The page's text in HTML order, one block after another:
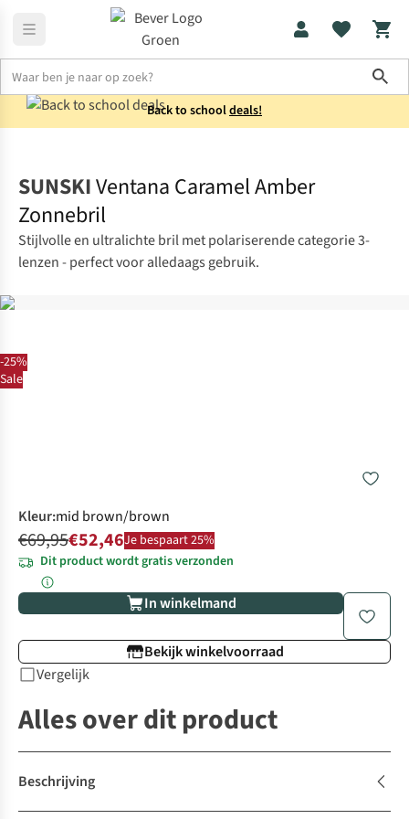
Back to schooldeals!
-25%
Sale
SUNSKIVentana Caramel Amber
Zonnebril
Stijlvolle en ultralichte bril met polariserende categorie 3-
lenzen - perfect voor alledaags gebruik.
Kleur:mid brown/brown
€69,95€52,46Je bespaart 25%
Dit product wordt gratis verzonden
In winkelmand
Bekijk winkelvoorraad
Vergelijk
Alles over dit product
Beschrijving